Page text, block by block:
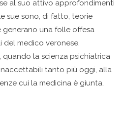
al suo attivo approfondimenti
sue sono, di fatto, teorie
generano una folle offesa
del medico veronese,
quando la scienza psichiatrica
tanto più oggi, alla
cui la medicina è giunta.